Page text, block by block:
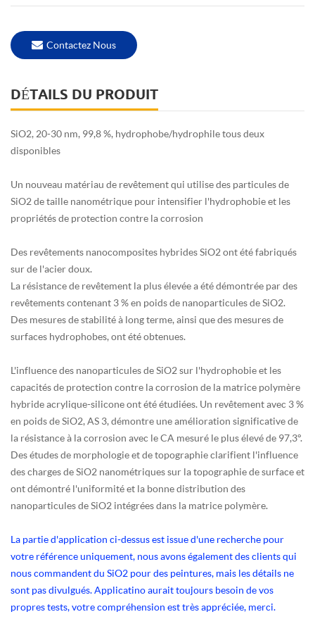
Contactez Nous
DÉTAILS DU PRODUIT
SiO2, 20-30 nm, 99,8 %, hydrophobe/hydrophile tous deux
disponibles
Un nouveau matériau de revêtement qui utilise des particules de
SiO2 de taille nanométrique pour intensifier l'hydrophobie et les
propriétés de protection contre la corrosion
Des revêtements nanocomposites hybrides SiO2 ont été fabriqués
sur de l'acier doux.
La résistance de revêtement la plus élevée a été démontrée par des
revêtements contenant 3 % en poids de nanoparticules de SiO2.
Des mesures de stabilité à long terme, ainsi que des mesures de
surfaces hydrophobes, ont été obtenues.
L'influence des nanoparticules de SiO2 sur l'hydrophobie et les
capacités de protection contre la corrosion de la matrice polymère
hybride acrylique-silicone ont été étudiées. Un revêtement avec 3 %
en poids de SiO2, AS 3, démontre une amélioration significative de
la résistance à la corrosion avec le CA mesuré le plus élevé de 97,3°.
Des études de morphologie et de topographie clarifient l'influence
des charges de SiO2 nanométriques sur la topographie de surface et
ont démontré l'uniformité et la bonne distribution des
nanoparticules de SiO2 intégrées dans la matrice polymère.
La partie d'application ci-dessus est issue d'une recherche pour
votre référence uniquement, nous avons également des clients qui
nous commandent du SiO2 pour des peintures, mais les détails ne
sont pas divulgués. Applicatino aurait toujours besoin de vos
propres tests, votre compréhension est très appréciée, merci.